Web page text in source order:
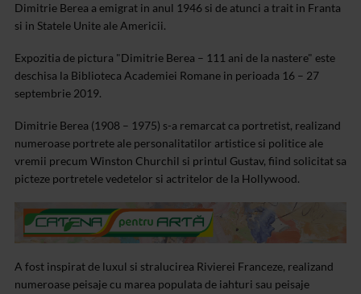
Dimitrie Berea a emigrat in anul 1946 si de atunci a trait in Franta
si in Statele Unite ale Americii.
Expozitia de pictura "Dimitrie Berea – 111 ani de la nastere" este
deschisa la Biblioteca Academiei Romane in perioada 16 – 27
septembrie 2019.
Dimitrie Berea (1908 – 1975) s-a remarcat ca portretist, realizand
numeroase portrete ale personalitatilor artistice si politice ale
vremii precum Winston Churchil si printul Gustav, fiind solicitat sa
picteze portretele vedetelor si actritelor de la Hollywood.
A fost inspirat de luxul si stralucirea Rivierei Franceze, realizand
numeroase peisaje cu marea populata de iahturi sau peisaje